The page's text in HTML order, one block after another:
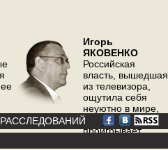
Игорь
ЯКОВЕНКО
Российская
власть, вышедшая
из телевизора,
ощутила себя
неуютно в мире,
где телевизор
проигрывает